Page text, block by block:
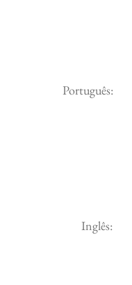
Português:
Inglês: